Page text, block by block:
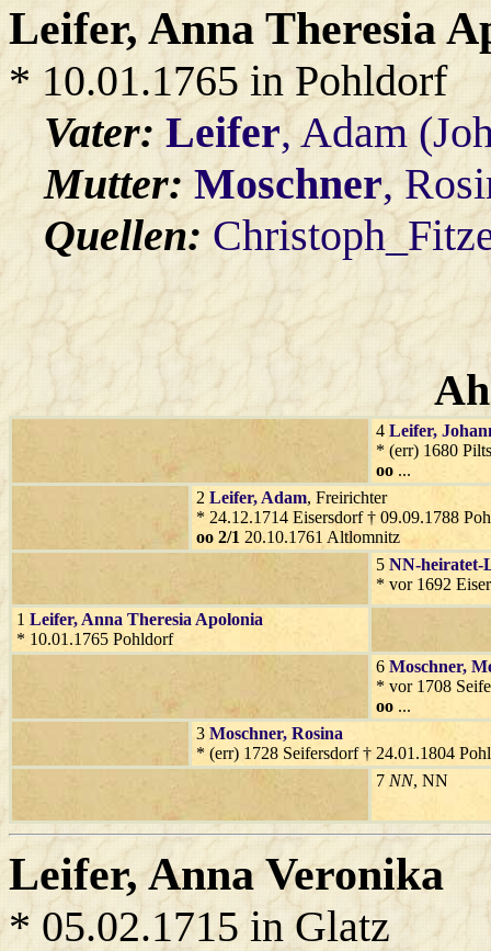
Leifer, Anna Theresia
* 10.01.1765 in Pohldorf
Vater:Leifer, Adam
Mutter: Moschner,
Quellen:
4 Leifer,
* (err) 1680
oo ...
2 Leifer, Adam, Freirichter
* 24.12.1714 Eisersdorf † 09.09.1788
oo 2/1 20.10.1761 Altlomnitz
5 NN-heiratet-
* vor 1692
1 Leifer, Anna Theresia Apolonia
* 10.01.1765 Pohldorf
6 Moschner,
* vor 1708
oo ...
3 Moschner, Rosina
* (err) 1728 Seifersdorf † 24.01.1804
7 NN, NN
Leifer, Anna Veronika
* 05.02.1715 in Glatz